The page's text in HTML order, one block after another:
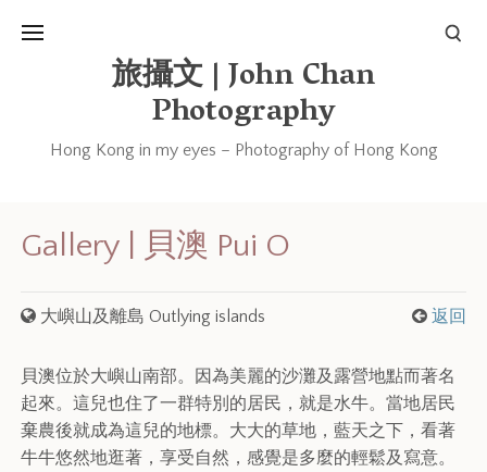
旅攝文 | John Chan
Photography
Hong Kong in my eyes – Photography of Hong Kong
Gallery | 貝澳 Pui O
大嶼山及離島 Outlying islands 返回
貝澳位於大嶼山南部。因為美麗的沙灘及露營地點而著名
起來。這兒也住了一群特別的居民，就是水牛。當地居民
棄農後就成為這兒的地標。大大的草地，藍天之下，看著
牛牛悠然地逛著，享受自然，感覺是多麼的輕鬆及寫意。